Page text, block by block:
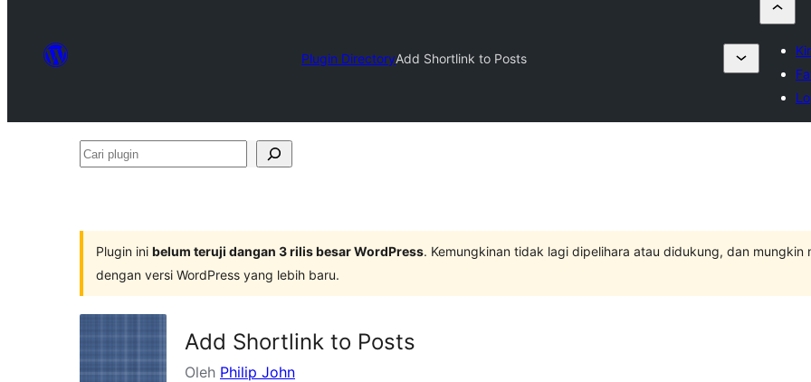
Plugin DirectoryAdd Shortlink to Posts
Cari
Plugin ini belum teruji dangan 3 rilis besar WordPress. Kemungkinan tidak lagi dipelihara atau didukung, dan
dengan versi WordPress yang lebih baru.
Add Shortlink to Posts
Oleh Philip John